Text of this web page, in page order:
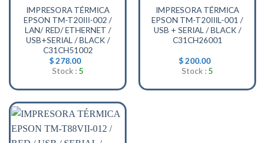
IMPRESORA TÉRMICA
EPSON TM-T20III-002 /
LAN/ RED/ ETHERNET /
USB+SERIAL / BLACK /
C31CH51002
$278.00
Stock : 5
IMPRESORA TÉRMICA
EPSON TM-T20IIIL-001 /
USB + SERIAL / BLACK /
C31CH26001
$200.00
Stock : 5